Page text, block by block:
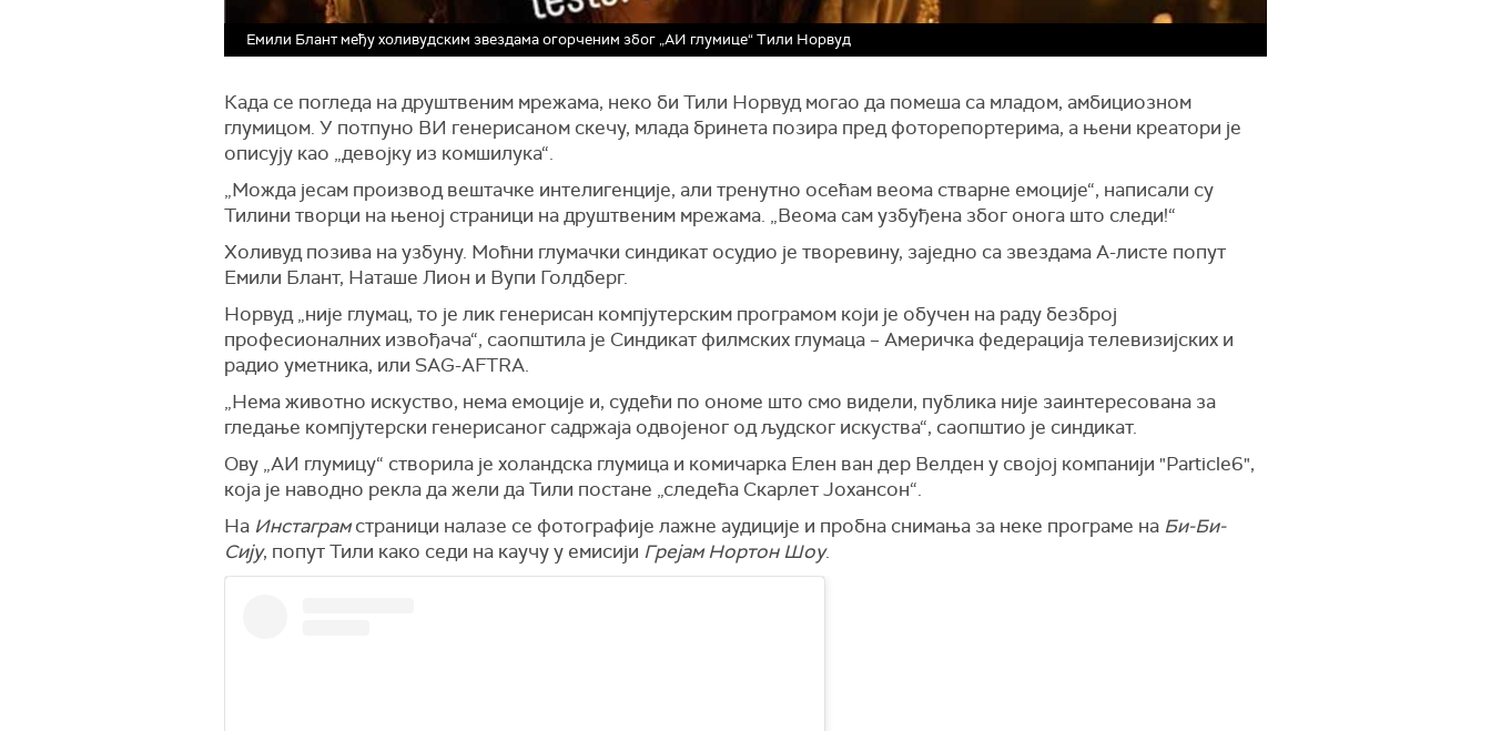
Емили Блант међу холивудским звездама огорченим због „АИ глумице“ Тили Норвуд
Када се погледа на друштвеним мрежама, неко би Тили Норвуд могао да помеша са младом, амбициозном
глумицом. У потпуно ВИ генерисаном скечу, млада бринета позира пред фоторепортерима, а њени креатори је
описују као „девојку из комшилука“.
„Можда јесам производ вештачке интелигенције, али тренутно осећам веома стварне емоције“, написали су
Тилини творци на њеној страници на друштвеним мрежама. „Веома сам узбуђена због онога што следи!“
Холивуд позива на узбуну. Моћни глумачки синдикат осудио је творевину, заједно са звездама А-листе попут
Емили Блант, Наташе Лион и Вупи Голдберг.
Норвуд „није глумац, то је лик генерисан компјутерским програмом који је обучен на раду безброј
професионалних извођача“, саопштила је Синдикат филмских глумаца – Америчка федерација телевизијских и
радио уметника, или SAG-AFTRA.
„Нема животно искуство, нема емоције и, судећи по ономе што смо видели, публика није заинтересована за
гледање компјутерски генерисаног садржаја одвојеног од људског искуства“, саопштио је синдикат.
Ову „АИ глумицу“ створила је холандска глумица и комичарка Елен ван дер Велден у својој компанији "Particle6",
која је наводно рекла да жели да Тили постане „следећа Скарлет Јохансон“.
На Инстаграмстраници налазе се фотографије лажне аудиције и пробна снимања за неке програме на Би-Би-
Сију, попут Тили како седи на каучу у емисији Грејам Нортон Шоу.